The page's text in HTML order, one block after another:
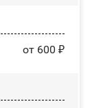
от 600 ₽